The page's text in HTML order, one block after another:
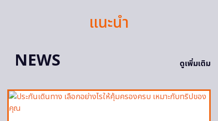
แนะนำ
NEWS
ดูเพิ่มเติม